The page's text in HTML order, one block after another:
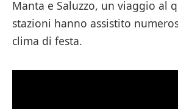
Manta e Saluzzo, un viaggio al
stazioni hanno assistito
clima di festa.